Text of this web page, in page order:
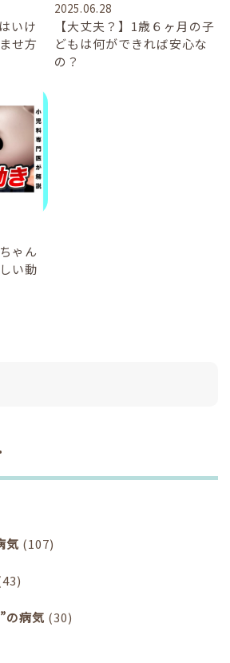
いけ
せ方
2025.06.28
【大丈夫？】1歳６ヶ月の子
どもは何ができれば安心な
の？
ゃん
い動
気 (107)
の病気 (30)